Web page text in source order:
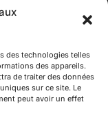
des technologies telles
des appareils.
de traiter des données
sur ce site. Le
peut avoir un effet